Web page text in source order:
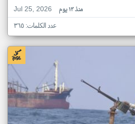
Jul 25, 2026
منذ ١٣ يوم
عدد الكلمات: ٣٦٥